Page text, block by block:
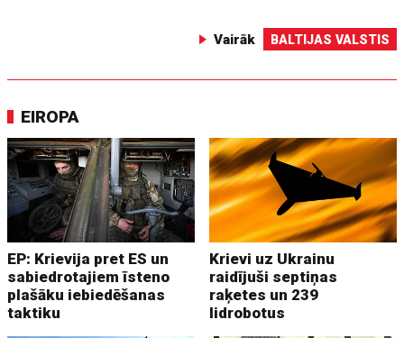
Vairāk BALTIJAS VALSTIS
EIROPA
EP: Krievija pret ES un
sabiedrotajiem īsteno
plašāku iebiedēšanas
taktiku
Krievi uz Ukrainu
raidījuši septiņas
raķetes un 239
lidrobotus